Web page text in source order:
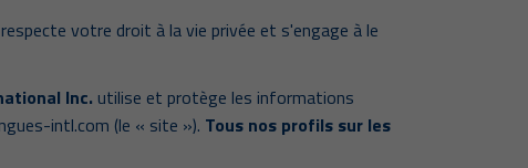
votre droit à la vie privée et s'engage à le
Inc. utilise et protège les informations
intl.com (le « site »). Tous nos profils sur les